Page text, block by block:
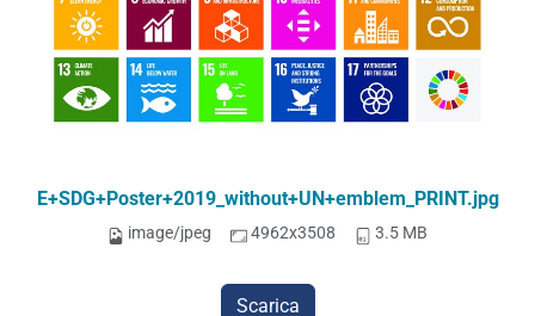
E+SDG+Poster+2019_without+UN+emblem_PRINT.jpg
image/jpeg 4962x3508 3.5 MB
Scarica